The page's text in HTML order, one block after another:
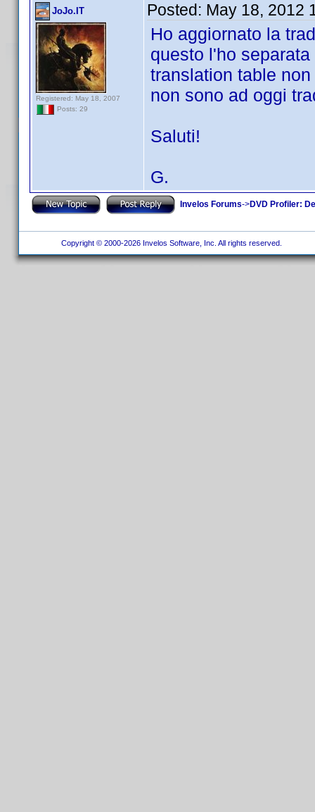
JoJo.IT
Registered: May 18, 2007
Posts: 29
Posted: May 18, 2012
Ho aggiornato la
questo l'ho
translation table
non sono ad oggi
Saluti!
G.
Invelos Forums->DVD Profiler:
Copyright © 2000-2026 Invelos Software, Inc. All rights reserved.